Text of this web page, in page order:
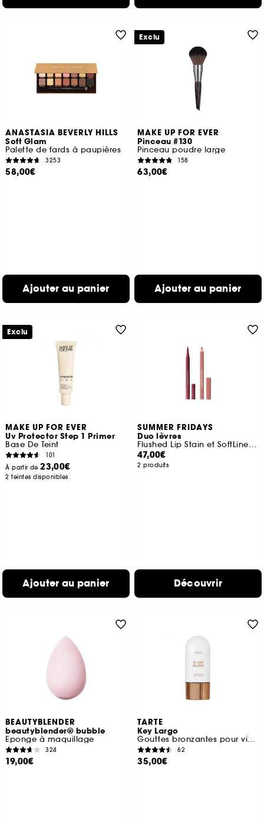
ANASTASIA BEVERLY HILLS
Soft Glam
Palette de fards à paupières
3253
58,00€
Ajouter au panier
MAKE UP FOR EVER
Pinceau #130
Pinceau poudre large
158
63,00€
Ajouter au panier
Exclu
MAKE UP FOR EVER
Uv Protector Step 1 Primer
Base De Teint
101
À partir de23,00€
2 teintes disponibles
Ajouter au panier
Exclu
SUMMER FRIDAYS
Duo lèvres
Flushed Lip Stain et SoftLine Lip Liner
47,00€
2 produits
Découvrir
BEAUTYBLENDER
beautyblender® bubble
Eponge à maquillage
324
19,00€
TARTE
Key Largo
Gouttes bronzantes pour visage et corps
62
35,00€